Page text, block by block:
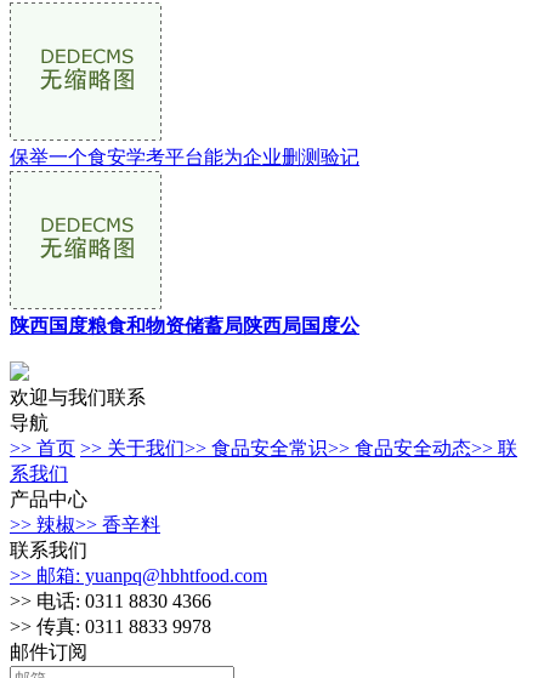
保举一个食安学考平台能为企业删测验记
陕西国度粮食和物资储蓄局陕西局国度公
欢迎与我们联系
导航
>> 首页 >> 关于我们>> 食品安全常识>> 食品安全动态>> 联
系我们
产品中心
>> 辣椒>> 香辛料
联系我们
>> 邮箱: yuanpq@hbhtfood.com
>> 电话: 0311 8830 4366
>> 传真: 0311 8833 9978
邮件订阅